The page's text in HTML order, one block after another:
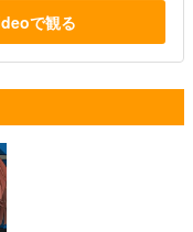
で観る